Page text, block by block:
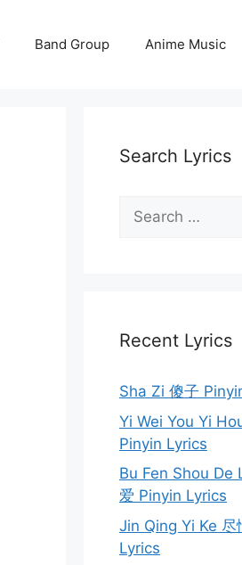
Band Group Anime Music
Search Lyrics
Search
for:
Recent Lyrics
Sha Zi 傻子
Yi Wei You Yi
Pinyin Lyrics
Bu Fen Shou De
爱 Pinyin Lyrics
Jin Qing Yi Ke 尽
Lyrics